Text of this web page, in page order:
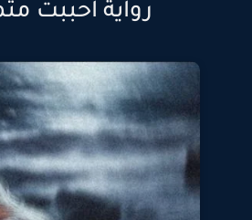
رواية احببت